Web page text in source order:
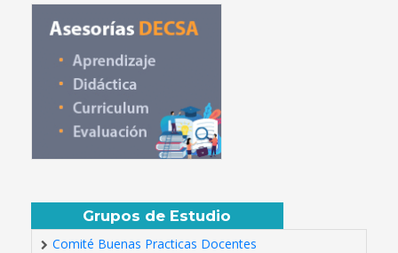
Grupos de Estudio
Comité Buenas Practicas Docentes